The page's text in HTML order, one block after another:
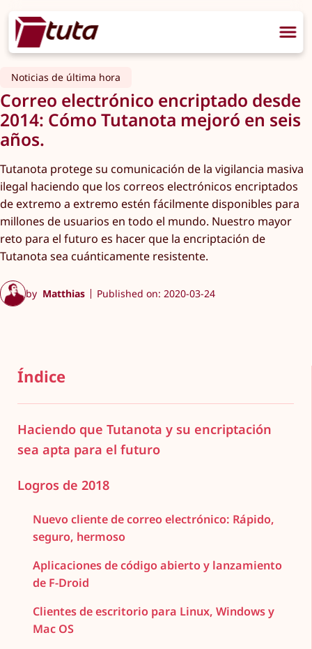
Noticias de última hora
Correo electrónico encriptado desde
2014: Cómo Tutanota mejoró en seis
años.
Tutanota protege su comunicación de la vigilancia masiva
ilegal haciendo que los correos electrónicos encriptados
de extremo a extremo estén fácilmente disponibles para
millones de usuarios en todo el mundo. Nuestro mayor
reto para el futuro es hacer que la encriptación de
Tutanota sea cuánticamente resistente.
by Matthias Published on: 2020-03-24
Índice
Haciendo que Tutanota y su encriptación
sea apta para el futuro
Logros de 2018
Nuevo cliente de correo electrónico: Rápido,
seguro, hermoso
Aplicaciones de código abierto y lanzamiento
de F-Droid
Clientes de escritorio para Linux, Windows y
Mac OS